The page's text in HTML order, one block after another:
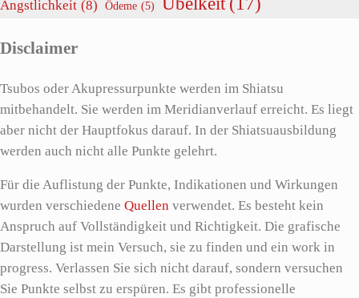
Ängstlichkeit (8) Ödeme (5)
Disclaimer
Tsubos oder Akupressurpunkte werden im Shiatsu
mitbehandelt. Sie werden im Meridianverlauf erreicht. Es liegt
aber nicht der Hauptfokus darauf. In der Shiatsuausbildung
werden auch nicht alle Punkte gelehrt.
Für die Auflistung der Punkte, Indikationen und Wirkungen
wurden verschiedene Quellen verwendet. Es besteht kein
Anspruch auf Vollständigkeit und Richtigkeit. Die grafische
Darstellung ist mein Versuch, sie zu finden und ein work in
progress. Verlassen Sie sich nicht darauf, sondern versuchen
Sie Punkte selbst zu erspüren. Es gibt professionelle